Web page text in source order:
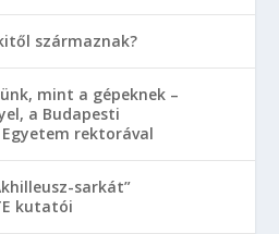
származnak?
mint a gépeknek –
a Budapesti
rektorával
sarkát”
kutatói